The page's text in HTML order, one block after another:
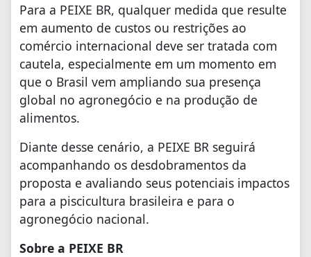
Para a PEIXE BR, qualquer medida que resulte
em aumento de custos ou restrições ao
comércio internacional deve ser tratada com
cautela, especialmente em um momento em
que o Brasil vem ampliando sua presença
global no agronegócio e na produção de
alimentos.
Diante desse cenário, a PEIXE BR seguirá
acompanhando os desdobramentos da
proposta e avaliando seus potenciais impactos
para a piscicultura brasileira e para o
agronegócio nacional.
Sobre a PEIXE BR